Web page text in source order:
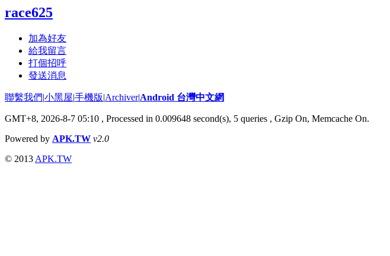
race625
加為好友
給我留言
打個招呼
發送消息
聯繫我們|小黑屋|手機版|Archiver|Android 台灣中文網
GMT+8, 2026-8-7 05:10 , Processed in 0.009648 second(s), 5 queries , Gzip On, Memcache On.
Powered by APK.TW v2.0
© 2013 APK.TW